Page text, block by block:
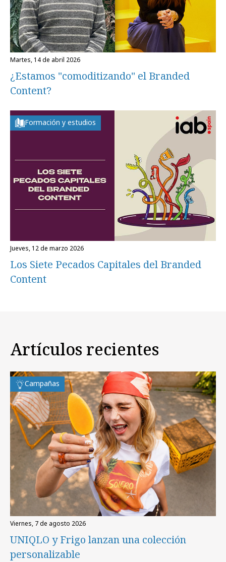
martes, 14 de abril 2026
¿Estamos "comoditizando" el Branded
Content?
Formación y estudios
jueves, 12 de marzo 2026
Los Siete Pecados Capitales del Branded
Content
Artículos recientes
Campañas
viernes, 7 de agosto 2026
UNIQLO y Frigo lanzan una colección
personalizable